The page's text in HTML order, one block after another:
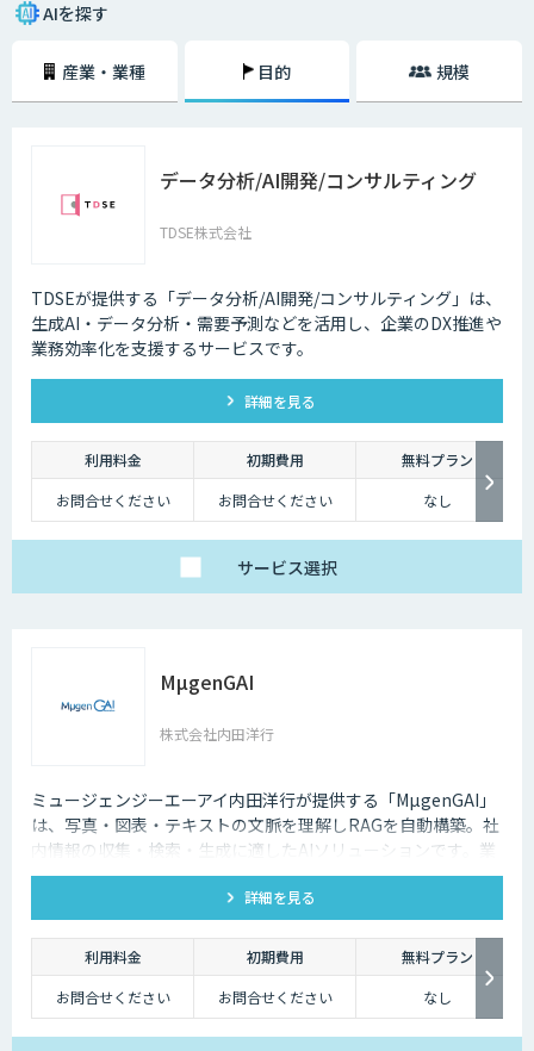
AIを探す
産業・業種 目的 規模
データ分析/AI開発/コンサルティング
TDSE株式会社
TDSEが提供する「データ分析/AI開発/コンサルティング」は、
生成AI・データ分析・需要予測などを活用し、企業のDX推進や
業務効率化を支援するサービスです。
詳細を見る
利用料金 初期費用
無料プラン
お問合せください
お問合せください なし
サービス選択
MµgenGAI
株式会社内田洋行
ミュージェンジーエーアイ内田洋行が提供する「MµgenGAI」
は、写真・図表・テキストの文脈を理解しRAGを自動構築。社
内情報の収集・検索・生成に適したAIソリューションです。業
種を問わず業務効率とナレッジ活用を支援します。
詳細を見る
利用料金 初期費用
無料プラン
お問合せください
お問合せください なし